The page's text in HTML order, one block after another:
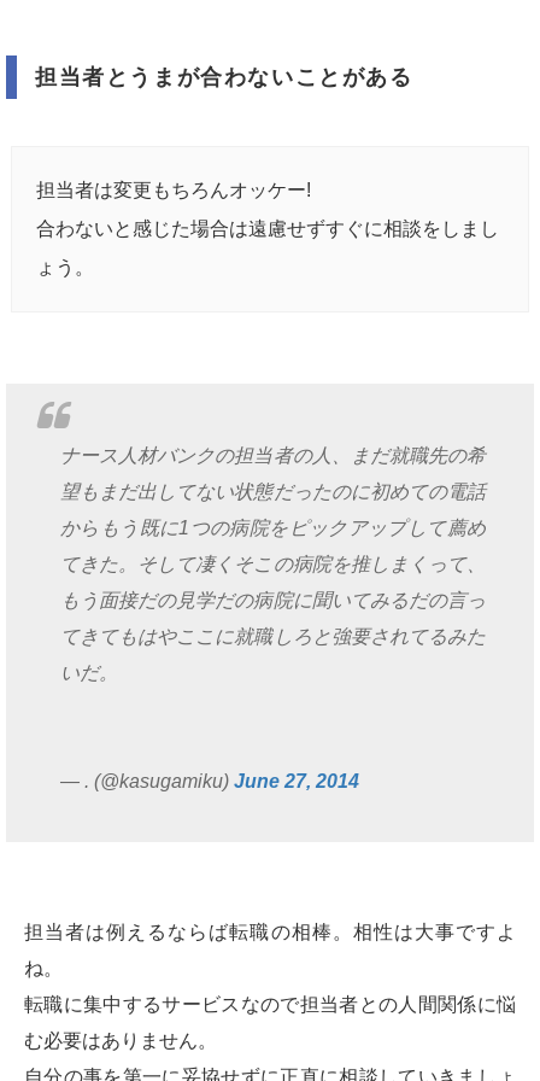
担当者とうまが合わないことがある
担当者は変更もちろんオッケー!
合わないと感じた場合は遠慮せずすぐに相談をしまし
ょう。
ナース人材バンクの担当者の人、まだ就職先の希
望もまだ出してない状態だったのに初めての電話
からもう既に1つの病院をピックアップして薦め
てきた。そして凄くそこの病院を推しまくって、
もう面接だの見学だの病院に聞いてみるだの言っ
てきてもはやここに就職しろと強要されてるみた
いだ。
— . (@kasugamiku) June 27, 2014
担当者は例えるならば転職の相棒。相性は大事ですよ
ね。
転職に集中するサービスなので担当者との人間関係に悩
む必要はありません。
自分の事を第一に妥協せずに正直に相談していきましょ